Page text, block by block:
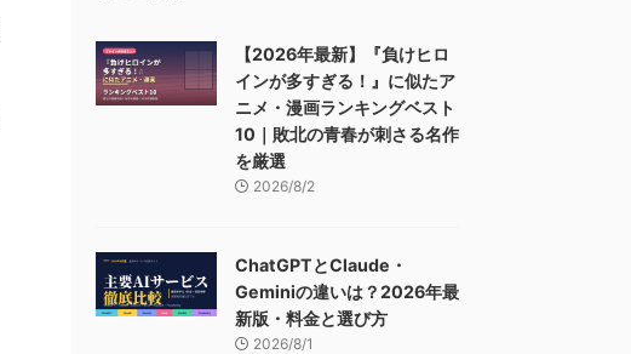
【2026年最新】『負けヒロ
インが多すぎる！』に似たア
ニメ・漫画ランキングベスト
10｜敗北の青春が刺さる名作
を厳選
2026/8/2
ChatGPTとClaude・
Geminiの違いは？2026年最
新版・料金と選び方
2026/8/1